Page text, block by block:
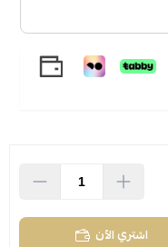
اشتري الآن